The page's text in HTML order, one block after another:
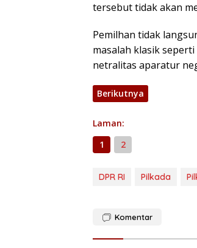
tersebut tidak akan
Pemilhan tidak
masalah klasik
netralitas aparatur
Berikutnya
Laman:
1
2
DPR RI Pilkada
Komentar